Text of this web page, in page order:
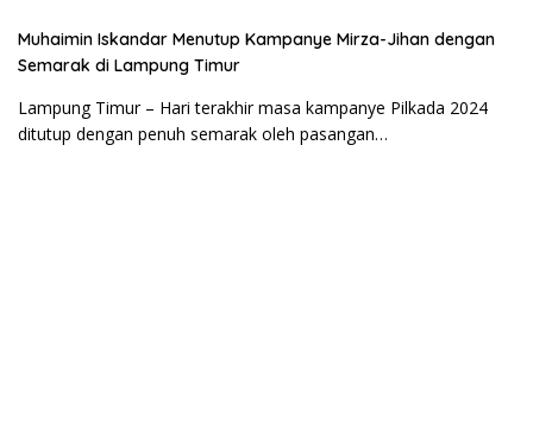
Muhaimin Iskandar Menutup Kampanye Mirza-Jihan dengan
Semarak di Lampung Timur
Lampung Timur – Hari terakhir masa kampanye Pilkada 2024
ditutup dengan penuh semarak oleh pasangan…